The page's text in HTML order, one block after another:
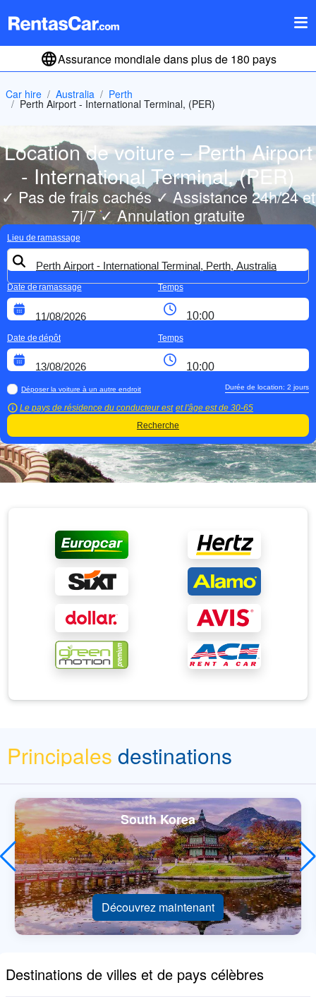
Assurance mondiale dans plus de 180 pays
Car hire Australia Perth
Perth Airport - International Terminal, (PER)
Location de voiture – Perth Airport
- International Terminal, (PER)
✓ Pas de frais cachés ✓ Assistance 24h/24 et
7j/7 ✓ Annulation gratuite
Lieu de ramassage
Date de ramassage Temps
Date de dépôt Temps
Déposer la voiture à un autre endroit
Le pays de résidence du conducteur est et l'âge est de 30-65
Durée de location: 2 jours
Recherche
Principales destinations
South Korea
Découvrez maintenant
Destinations de villes et de pays célèbres